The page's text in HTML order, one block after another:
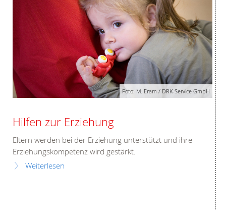
Foto: M. Eram / DRK-Service GmbH
Hilfen zur Erziehung
Eltern werden bei der Erziehung unterstützt und ihre
Erziehungskompetenz wird gestärkt.
Weiterlesen